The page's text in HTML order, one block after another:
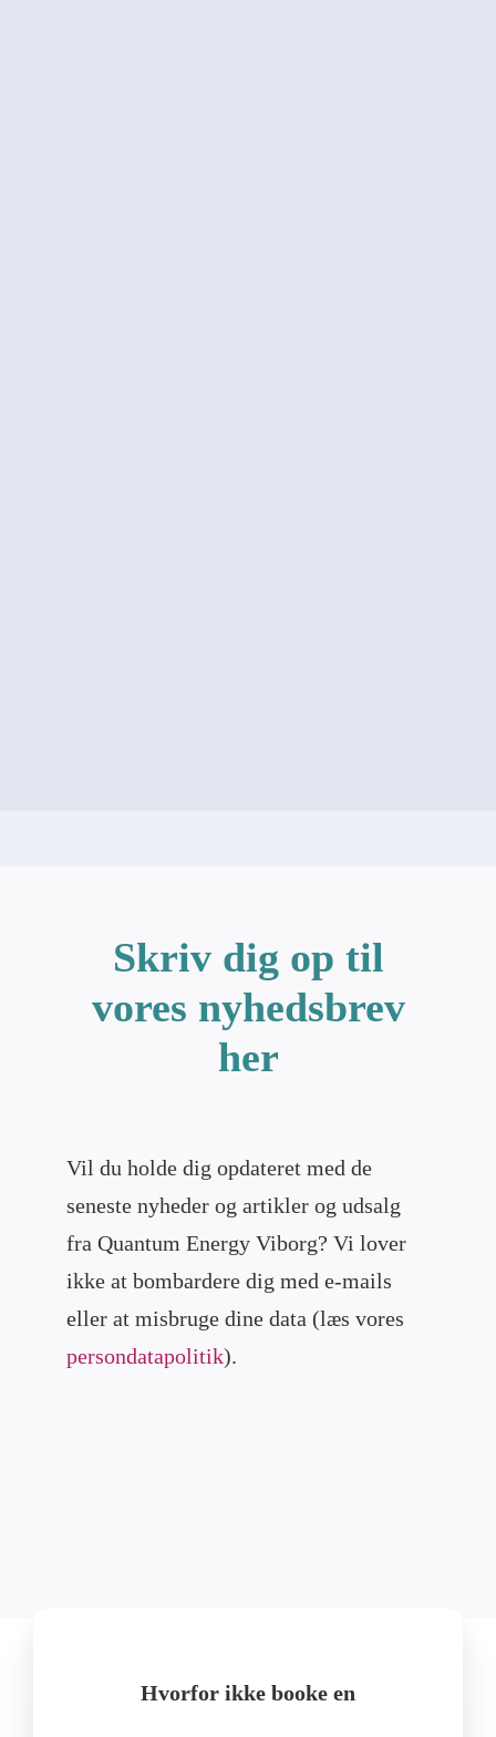
Skriv dig op til
vores nyhedsbrev
her
Vil du holde dig opdateret med de
seneste nyheder og artikler og udsalg
fra Quantum Energy Viborg? Vi lover
ikke at bombardere dig med e-mails
eller at misbruge dine data (læs vores
persondatapolitik).
Hvorfor ikke booke en